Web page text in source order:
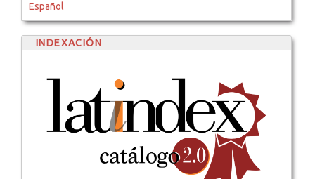
Español
INDEXACIÓN